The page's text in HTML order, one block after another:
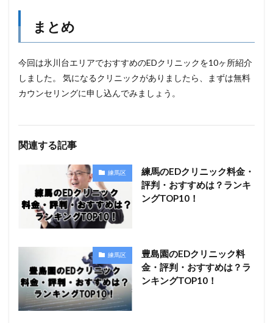
まとめ
今回は氷川台エリアでおすすめのEDクリニックを10ヶ所紹介
しました。 気になるクリニックがありましたら、まずは無料
カウンセリングに申し込んでみましょう。
関連する記事
練馬区
練馬のEDクリニック料金・
評判・おすすめは？ランキ
ングTOP10！
練馬区
豊島園のEDクリニック料
金・評判・おすすめは？ラ
ンキングTOP10！